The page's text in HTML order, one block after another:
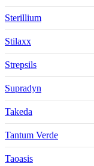
Sterillium
Stilaxx
Strepsils
Supradyn
Takeda
Tantum Verde
Taoasis